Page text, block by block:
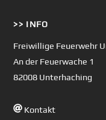
>> INFO
Freiwillige Feuerwehr
An der Feuerwache 1
82008 Unterhaching
Kontakt